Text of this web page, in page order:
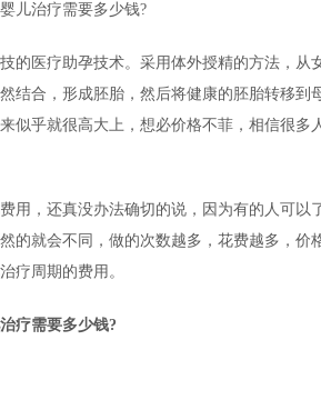
儿治疗需要多少钱?
的医疗助孕技术。采用体外授精的方法，从
结合，形成胚胎，然后将健康的胚胎转移到
似乎就很高大上，想必价格不菲，相信很多
用，还真没办法确切的说，因为有的人可以
的就会不同，做的次数越多，花费越多，价
疗周期的费用。
疗需要多少钱?